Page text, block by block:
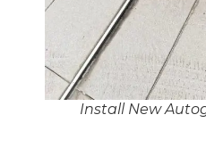
Install New